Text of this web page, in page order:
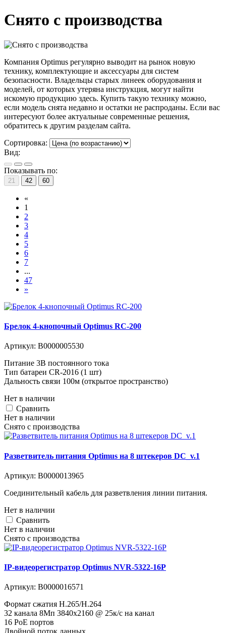
Снято с производства
Компания Optimus регулярно выводит на рынок новую
технику, комплектующие и аксессуары для систем
безопасности. Владельцы старых линеек оборудования и
моделей, от которых утеряна инструкция, могут найти
искомую продукцию здесь. Купить такую технику можно,
если модель снята недавно и остатки не распроданы. Если вас
интересуют более актуальные современные решения,
обратитесь к другим разделам сайта.
Сортировка:
Вид:
Показывать по:
21 42 60
«
1
2
3
4
5
6
7
...
47
»
Брелок 4-кнопочный Optimus RC-200
Артикул: В0000005530
Питание 3В постоянного тока
Тип батареи CR-2016 (1 шт)
Дальность связи 100м (открытое пространство)
Нет в наличии
Cравнить
Нет в наличии
Снято с производства
Разветвитель питания Optimus на 8 штекеров DC_v.1
Артикул: В0000013965
Соединительный кабель для разветвления линии питания.
Нет в наличии
Cравнить
Нет в наличии
Снято с производства
IP-видеорегистратор Optimus NVR-5322-16P
Артикул: В0000016571
Формат сжатия H.265/H.264
32 канала 8Мп 3840х2160 @ 25к/с на канал
16 PoE портов